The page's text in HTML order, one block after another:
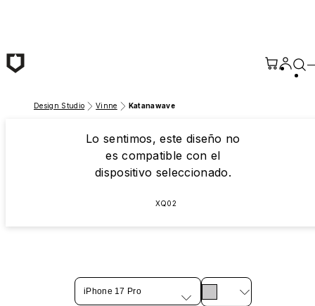
Design Studio Vinne Katanawave
Lo sentimos, este diseño no
es compatible con el
dispositivo seleccionado.
XQ02
iPhone 17 Pro